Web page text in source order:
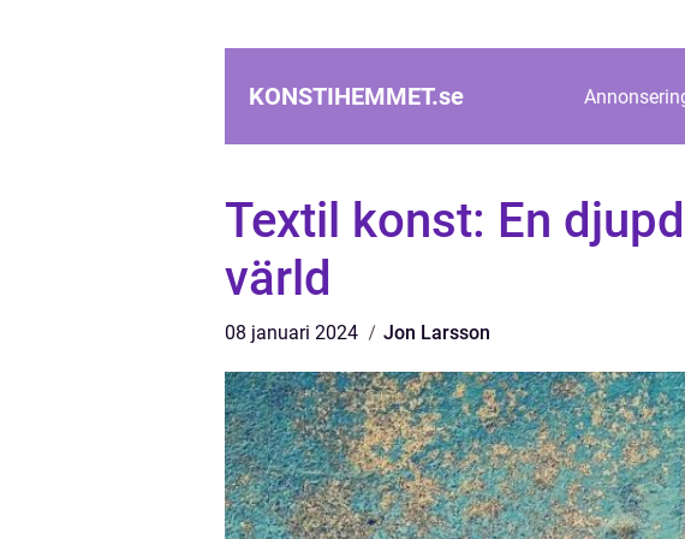
KONSTIHEMMET.se
Textil konst: En
värld
08 januari 2024 Jon Larsson